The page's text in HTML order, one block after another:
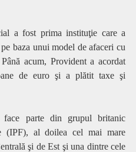
a fost prima instituţie care a
baza unui model de afaceri cu
acum, Provident a acordat
de euro şi a plătit taxe şi
face parte din grupul britanic
(IPF), al doilea cel mai mare
şi de Est şi una dintre cele